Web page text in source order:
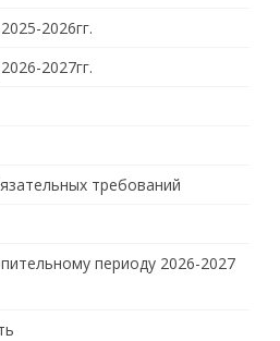
2026гг.
2027гг.
требований
периоду 2026-2027